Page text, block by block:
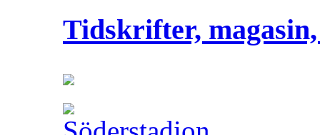
Tidskrifter,